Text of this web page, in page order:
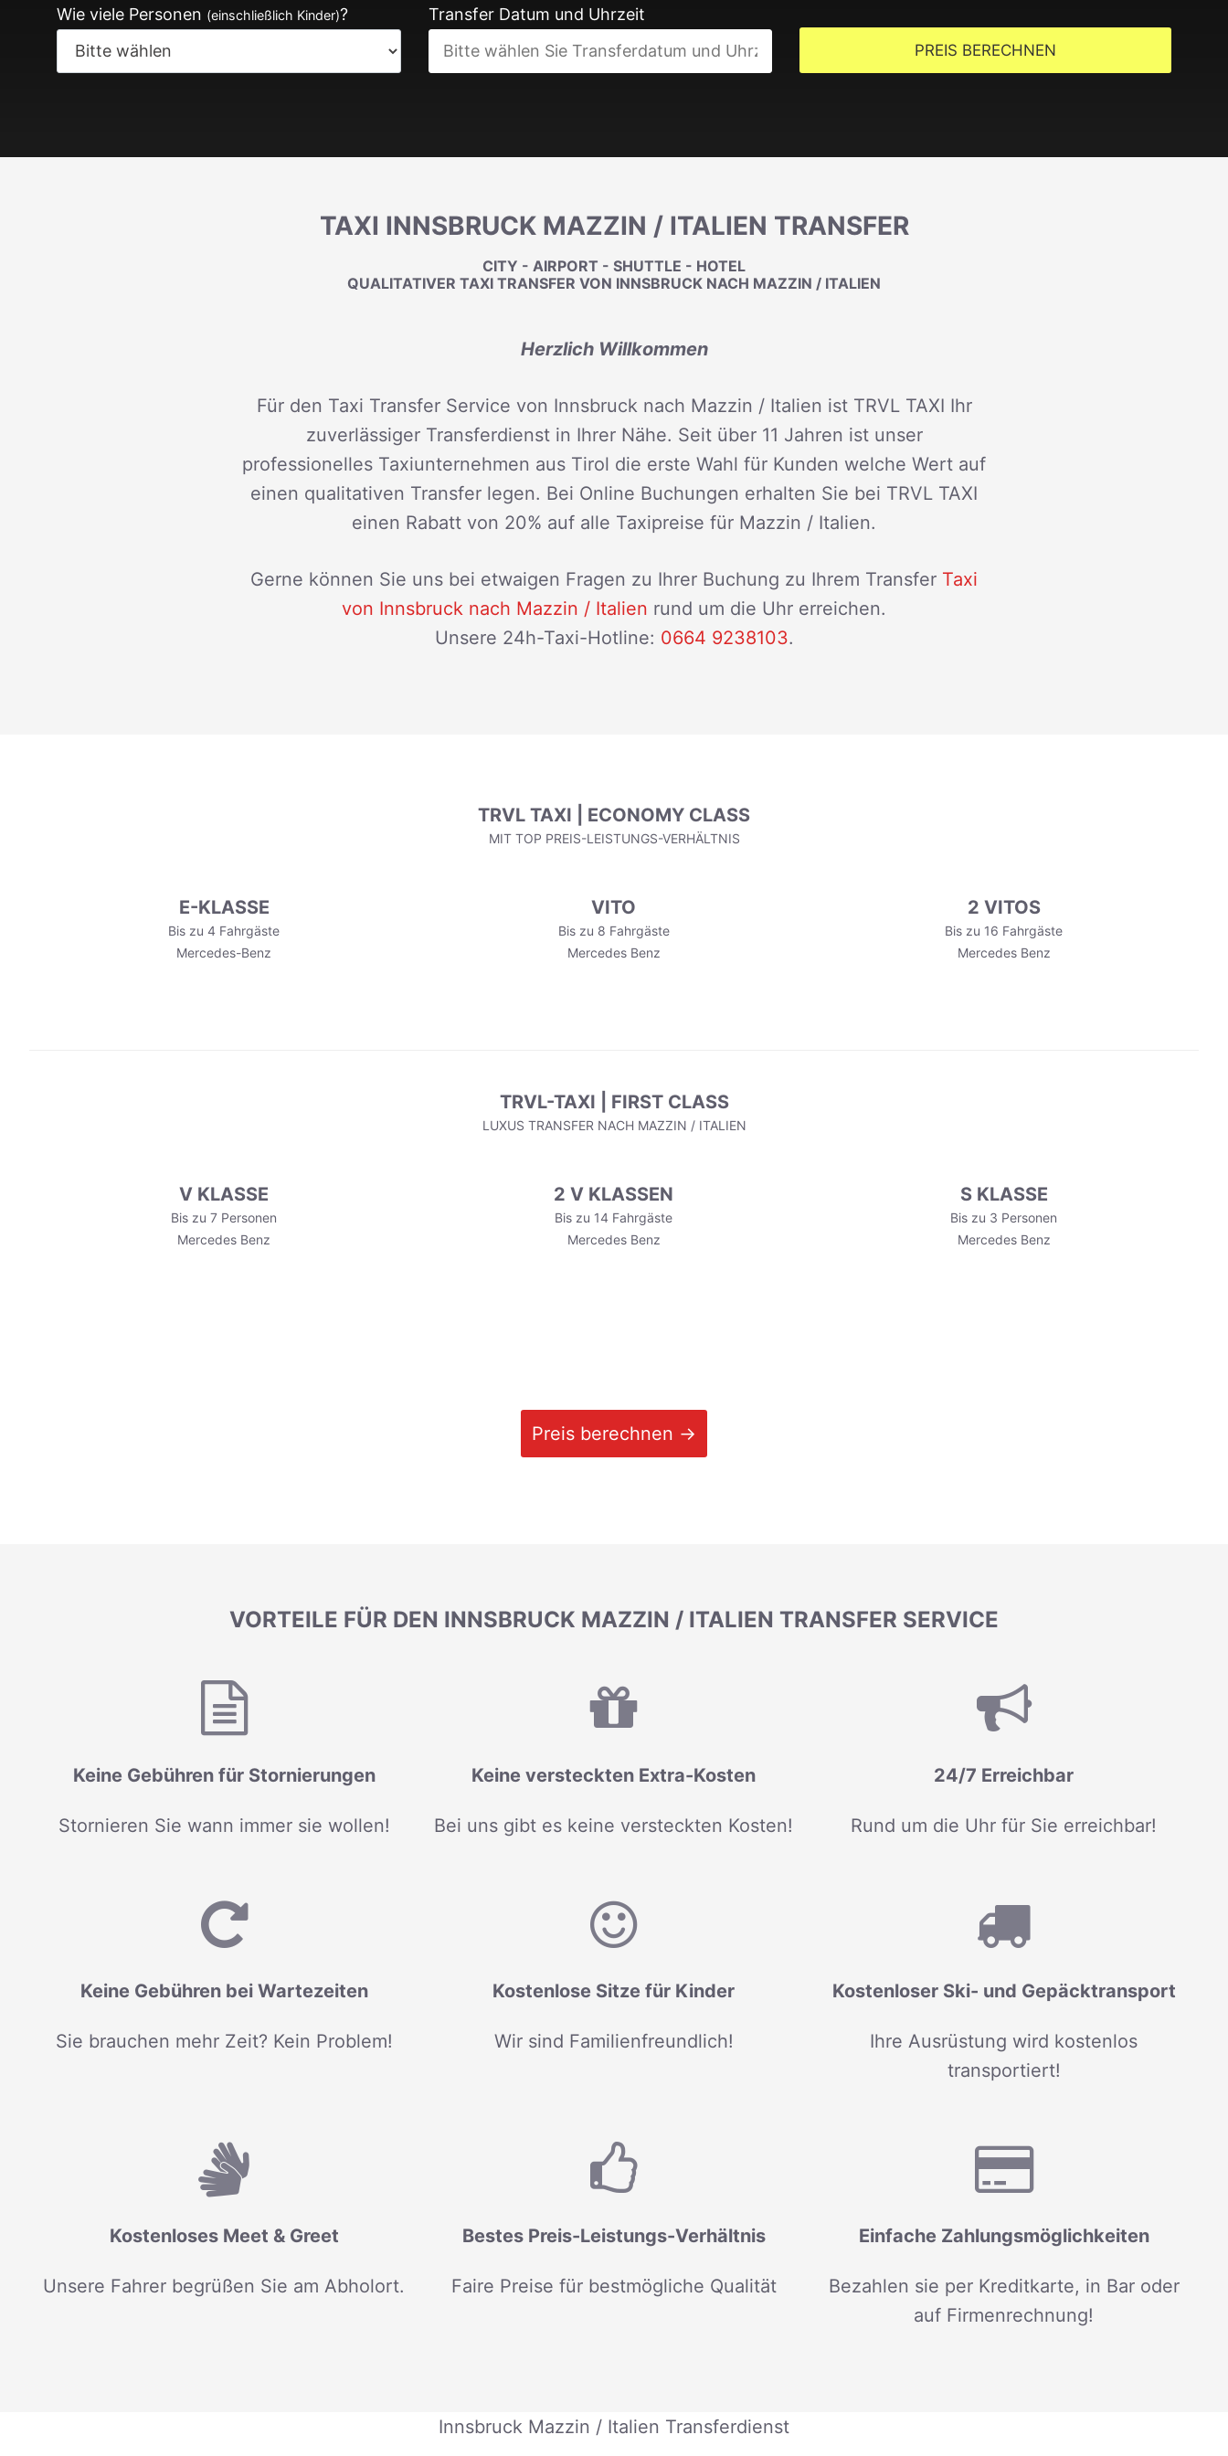
Wie viele Personen (einschließlich Kinder)? Transfer Datum und Uhrzeit
PREIS BERECHNEN
TAXI INNSBRUCK MAZZIN / ITALIEN TRANSFER
CITY - AIRPORT - SHUTTLE - HOTEL
QUALITATIVER TAXI TRANSFER VON INNSBRUCK NACH MAZZIN / ITALIEN
Herzlich Willkommen
Für den Taxi Transfer Service von Innsbruck nach Mazzin / Italien ist TRVL TAXI Ihr
zuverlässiger Transferdienst in Ihrer Nähe. Seit über 11 Jahren ist unser
professionelles Taxiunternehmen aus Tirol die erste Wahl für Kunden welche Wert auf
einen qualitativen Transfer legen. Bei Online Buchungen erhalten Sie bei TRVL TAXI
einen Rabatt von 20% auf alle Taxipreise für Mazzin / Italien.
Gerne können Sie uns bei etwaigen Fragen zu Ihrer Buchung zu Ihrem Transfer Taxi
von Innsbruck nach Mazzin / Italien rund um die Uhr erreichen.
Unsere 24h-Taxi-Hotline: 0664 9238103.
TRVL TAXI | ECONOMY CLASS
MIT TOP PREIS-LEISTUNGS-VERHÄLTNIS
E-KLASSE
Bis zu 4 Fahrgäste
Mercedes-Benz
VITO
Bis zu 8 Fahrgäste
Mercedes Benz
2 VITOS
Bis zu 16 Fahrgäste
Mercedes Benz
TRVL-TAXI | FIRST CLASS
LUXUS TRANSFER NACH MAZZIN / ITALIEN
V KLASSE
Bis zu 7 Personen
Mercedes Benz
2 V KLASSEN
Bis zu 14 Fahrgäste
Mercedes Benz
S KLASSE
Bis zu 3 Personen
Mercedes Benz
Preis berechnen →
VORTEILE FÜR DEN INNSBRUCK MAZZIN / ITALIEN TRANSFER SERVICE
Keine Gebühren für Stornierungen
Stornieren Sie wann immer sie wollen!
Keine versteckten Extra-Kosten
Bei uns gibt es keine versteckten Kosten!
24/7 Erreichbar
Rund um die Uhr für Sie erreichbar!
Keine Gebühren bei Wartezeiten
Sie brauchen mehr Zeit? Kein Problem!
Kostenlose Sitze für Kinder
Wir sind Familienfreundlich!
Kostenloser Ski- und Gepäcktransport
Ihre Ausrüstung wird kostenlos
transportiert!
Kostenloses Meet & Greet
Unsere Fahrer begrüßen Sie am Abholort.
Bestes Preis-Leistungs-Verhältnis
Faire Preise für bestmögliche Qualität
Einfache Zahlungsmöglichkeiten
Bezahlen sie per Kreditkarte, in Bar oder
auf Firmenrechnung!
Innsbruck Mazzin / Italien Transferdienst